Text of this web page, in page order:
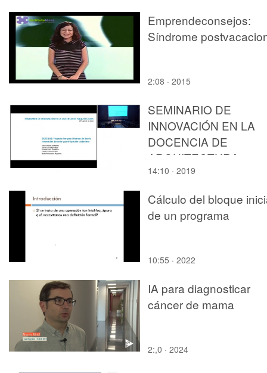
Emprendeconsejos:
Síndrome
2:08 · 2015
SEMINARIO DE
INNOVACIÓN EN LA
DOCENCIA DE
ARQUITECTURA.
DESIS LAB.
14:10 · 2019
Cálculo del bloque
de un programa
10:55 · 2022
IA para diagnosticar
cáncer de mama
2:,0 · 2024